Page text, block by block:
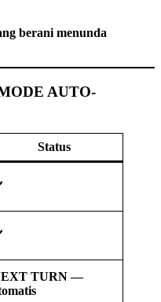
berani menunda
AUTO-
Status
TURN —